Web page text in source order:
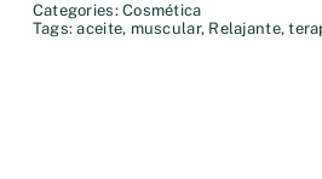
Categories:Cosmética
Tags:aceite, muscular, Relajante,